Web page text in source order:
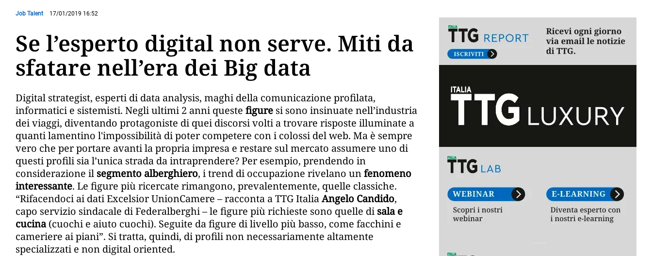
Job Talent 17/01/2019 16:52
Se l’esperto digital non serve. Miti da
sfatare nell’era dei Big data
Digital strategist, esperti di data analysis, maghi della comunicazione profilata,
informatici e sistemisti. Negli ultimi 2 anni queste figure si sono insinuate nell’industria
dei viaggi, diventando protagoniste di quei discorsi volti a trovare risposte illuminate a
quanti lamentino l'impossibilità di poter competere con i colossi del web. Ma è sempre
vero che per portare avanti la propria impresa e restare sul mercato assumere uno di
questi profili sia l’unica strada da intraprendere? Per esempio, prendendo in
considerazione il segmento alberghiero, i trend di occupazione rivelano unfenomeno
interessante. Le figure più ricercate rimangono, prevalentemente, quelle classiche.
“Rifacendoci ai dati Excelsior UnionCamere – racconta a TTG ItaliaAngelo Candido,
capo servizio sindacale di Federalberghi – le figure più richieste sono quelle disala e
cucina(cuochi e aiuto cuochi). Seguite da figure di livello più basso, come facchini e
cameriere ai piani”. Si tratta, quindi, di profili non necessariamente altamente
specializzati e non digital oriented.